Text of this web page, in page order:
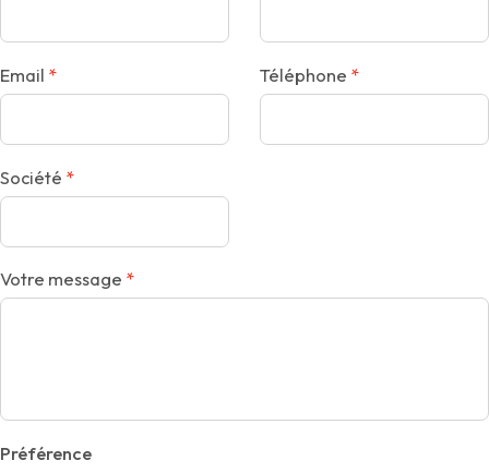
Email Téléphone
Société
Votre message
Préférence